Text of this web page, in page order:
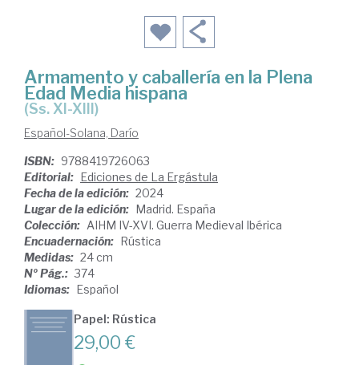
Armamento y caballería en la Plena
Edad Media hispana
(ss. XI-XIII)
Español-Solana, Darío
ISBN: 9788419726063
Editorial: Ediciones de La Ergástula
Fecha de la edición: 2024
Lugar de la edición: Madrid. España
Colección: AIHM IV-XVI. Guerra Medieval Ibérica
Encuadernación: Rústica
Medidas: 24 cm
Nº Pág.: 374
Idiomas: Español
Papel: Rústica
29,00 €